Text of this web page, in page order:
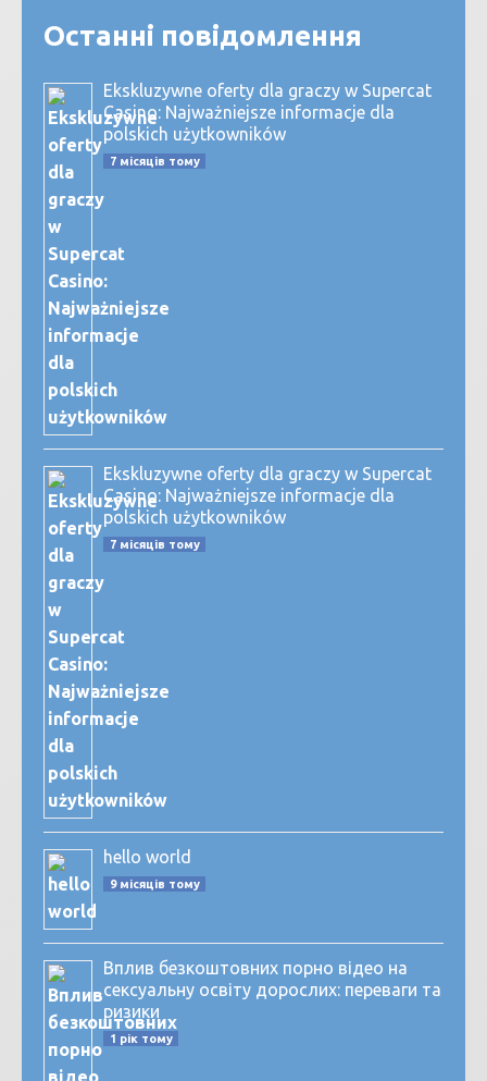
Останні повідомлення
Ekskluzywne oferty dla graczy w Supercat
Casino: Najważniejsze informacje dla
polskich użytkowników
7 місяців тому
Ekskluzywne oferty dla graczy w Supercat
Casino: Najważniejsze informacje dla
polskich użytkowników
7 місяців тому
hello world
9 місяців тому
Вплив безкоштовних порно відео на
сексуальну освіту дорослих: переваги та
ризики
1 рік тому